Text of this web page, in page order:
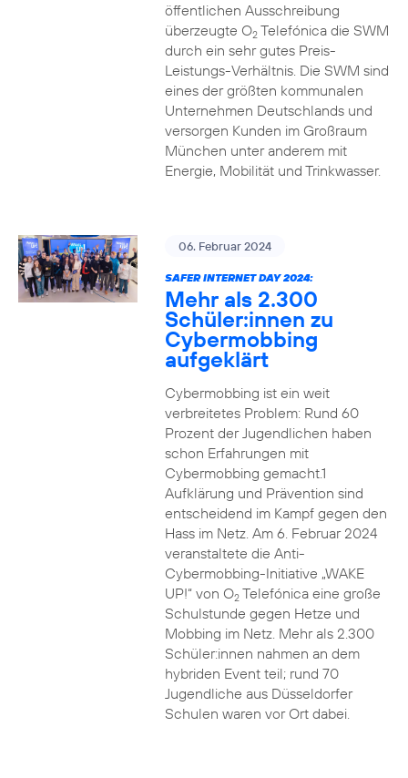
öffentlichen Ausschreibung
überzeugte O2Telefónica die SWM
durch ein sehr gutes Preis-
Leistungs-Verhältnis. Die SWM sind
eines der größten kommunalen
Unternehmen Deutschlands und
versorgen Kunden im Großraum
München unter anderem mit
Energie, Mobilität und Trinkwasser.
06. Februar 2024
SAFER INTERNET DAY 2024:
Mehr als 2.300
Schüler:innen zu
Cybermobbing
aufgeklärt
Cybermobbing ist ein weit
verbreitetes Problem: Rund 60
Prozent der Jugendlichen haben
schon Erfahrungen mit
Cybermobbing gemacht.1
Aufklärung und Prävention sind
entscheidend im Kampf gegen den
Hass im Netz. Am 6. Februar 2024
veranstaltete die Anti-
Cybermobbing-Initiative „WAKE
UP!“ von O2Telefónica eine große
Schulstunde gegen Hetze und
Mobbing im Netz. Mehr als 2.300
Schüler:innen nahmen an dem
hybriden Event teil; rund 70
Jugendliche aus Düsseldorfer
Schulen waren vor Ort dabei.